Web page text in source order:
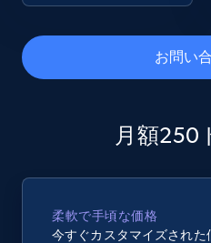
2.4K+ 200+
Google Shopping -
web using keywords
URL, Product id, Title,
more.
お問い
月額250
柔軟で手頃な価格
今すぐカスタマイズされた